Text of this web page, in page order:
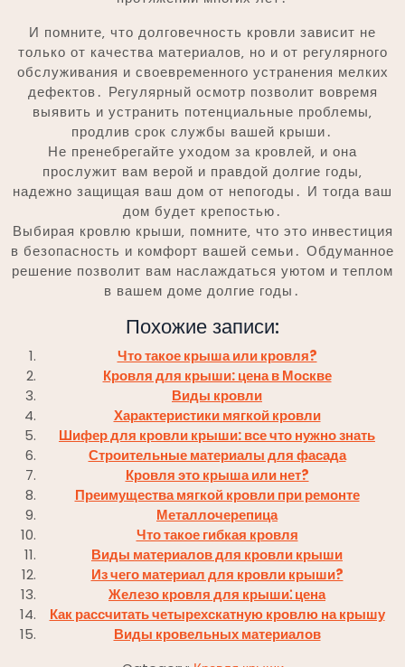
И помните‚ что долговечность кровли зависит не
только от качества материалов‚ но и от регулярного
обслуживания и своевременного устранения мелких
дефектов․ Регулярный осмотр позволит вовремя
выявить и устранить потенциальные проблемы‚
продлив срок службы вашей крыши․
Не пренебрегайте уходом за кровлей‚ и она
прослужит вам верой и правдой долгие годы‚
надежно защищая ваш дом от непогоды․ И тогда ваш
дом будет крепостью․
Выбирая кровлю крыши‚ помните‚ что это инвестиция
в безопасность и комфорт вашей семьи․ Обдуманное
решение позволит вам наслаждаться уютом и теплом
в вашем доме долгие годы․
Похожие записи:
Что такое крыша или кровля?
Кровля для крыши: цена в Москве
Виды кровли
Характеристики мягкой кровли
Шифер для кровли крыши: все что нужно знать
Строительные материалы для фасада
Кровля это крыша или нет?
Преимущества мягкой кровли при ремонте
Металлочерепица
Что такое гибкая кровля
Виды материалов для кровли крыши
Из чего материал для кровли крыши?
Железо кровля для крыши⁚ цена
Как рассчитать четырехскатную кровлю на крышу
Виды кровельных материалов